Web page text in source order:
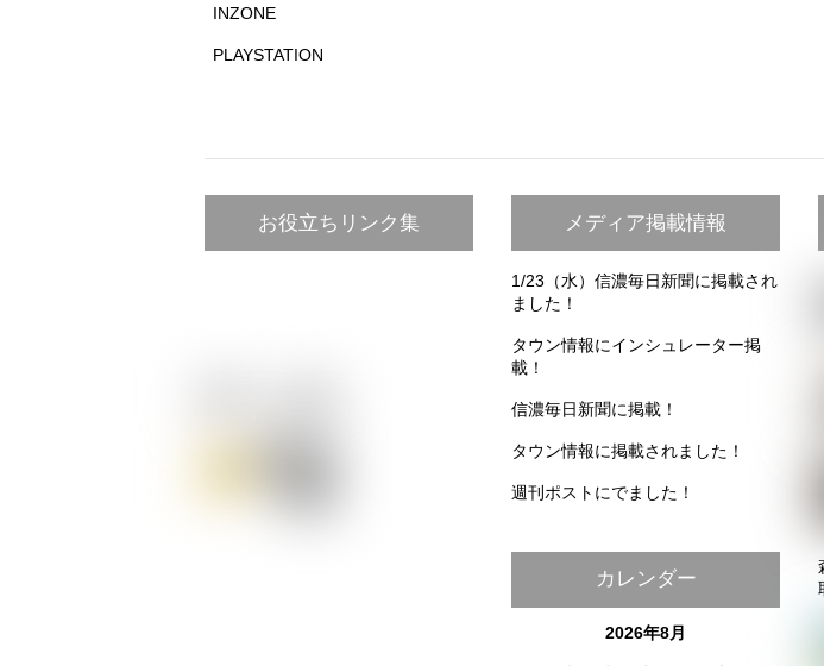
INZONE
PLAYSTATION
お役立ちリンク集 メディア掲載情報
1/23（水）信濃毎日新聞に掲載され
ました！
タウン情報にインシュレーター掲
載！
信濃毎日新聞に掲載！
タウン情報に掲載されました！
週刊ポストにでました！
カレンダー
2026年8月